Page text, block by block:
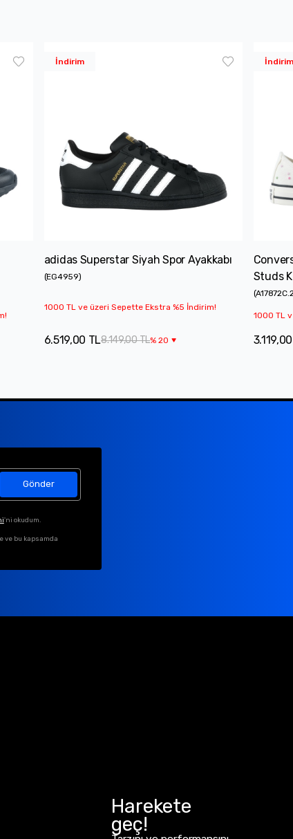
İndirim
adidas Superstar Siyah Spor Ayakkabı
(EG4959)
1000 TL ve üzeri Sepette Ekstra %5 İndirim!
8.149,00 TL%20
6.519,00 TL
İndirim
Studs
(
1000 TL
Gönder
'ni okudum.
ve bu kapsamda
Harekete
geç!